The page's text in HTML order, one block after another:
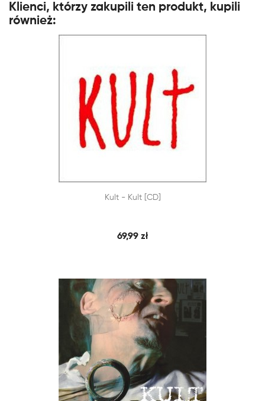
Klienci, którzy zakupili ten produkt, kupili
również:
DODAJ DO KOSZYKA
SZYBKI PODGLĄD
Kult - Kult [CD]
69,99 zł